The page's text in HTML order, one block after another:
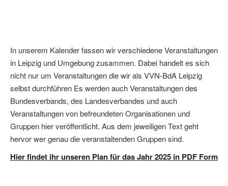
In unserem Kalender fassen wir verschiedene Veranstaltungen
in Leipzig und Umgebung zusammen. Dabei handelt es sich
nicht nur um Veranstaltungen die wir als VVN-BdA Leipzig
selbst durchführen Es werden auch Veranstaltungen des
Bundesverbands, des Landesverbandes und auch
Veranstaltungen von befreundeten Organisationen und
Gruppen hier veröffentlicht. Aus dem jeweiligen Text geht
hervor wer genau die veranstaltenden Gruppen sind.
Hier findet ihr unseren Plan für das Jahr 2025 in PDF Form